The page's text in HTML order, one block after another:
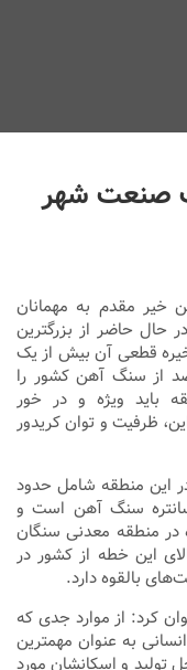
صنعت شهر
خیر مقدم به مهمانان
حاضر از بزرگترین
قطعی آن بیش از یک
این معادن حدود ۳۰ درصد از سنگ آهن کشور را
باید ویژه و در خور
ظرفیت و توان کریدور
منطقه شامل حدود
تن کنسانتره سنگ آهن است و
در منطقه معدنی سنگان
این خطه از کشور در
بالقوه دارد.
کرد: از موارد جدی که
به عنوان مهمترین
تولید و اسکانشان مورد